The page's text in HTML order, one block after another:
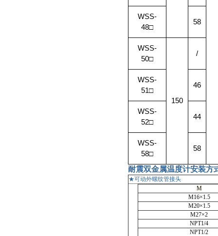
WSS-
48□
58
WSS-
50□
150
/
WSS-
51□
46
WSS-
52□
44
WSS-
58□
58
耐震双金属温度计安装方
★可动外螺纹管接头
M
M16×1.5
M20×1.5
M27×2
NPT1/4
NPT1/2